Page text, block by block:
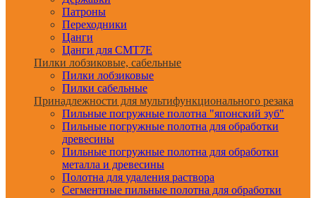
Патроны
Переходники
Цанги
Цанги для CMT7E
Пилки лобзиковые, сабельные
Пилки лобзиковые
Пилки сабельные
Принадлежности для мультифункционального резака
Пильные погружные полотна "японский зуб"
Пильные погружные полотна для обработки
древесины
Пильные погружные полотна для обработки
металла и древесины
Полотна для удаления раствора
Сегментные пильные полотна для обработки